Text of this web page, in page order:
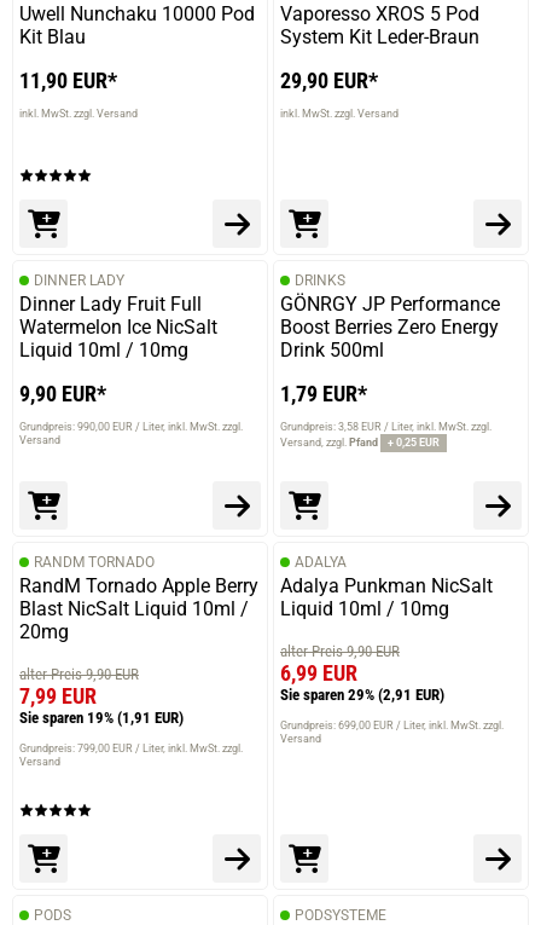
Uwell Nunchaku 10000 Pod
Kit Blau
11,90 EUR*
inkl. MwSt. zzgl. Versand
Vaporesso XROS 5 Pod
System Kit Leder-Braun
29,90 EUR*
inkl. MwSt. zzgl. Versand
DINNER LADY
Dinner Lady Fruit Full
Watermelon Ice NicSalt
Liquid 10ml / 10mg
9,90 EUR*
Grundpreis: 990,00 EUR / Liter inkl. MwSt. zzgl.
Versand
DRINKS
GÖNRGY JP Performance
Boost Berries Zero Energy
Drink 500ml
1,79 EUR*
Grundpreis: 3,58 EUR / Liter inkl. MwSt. zzgl.
Versand zzgl. Pfand + 0,25 EUR
RANDM TORNADO
RandM Tornado Apple Berry
Blast NicSalt Liquid 10ml /
20mg
alter Preis 9,90 EUR
7,99 EUR
Sie sparen 19% (1,91 EUR)
Grundpreis: 799,00 EUR / Liter inkl. MwSt. zzgl.
Versand
ADALYA
Adalya Punkman NicSalt
Liquid 10ml / 10mg
alter Preis 9,90 EUR
6,99 EUR
Sie sparen 29% (2,91 EUR)
Grundpreis: 699,00 EUR / Liter inkl. MwSt. zzgl.
Versand
PODS PODSYSTEME